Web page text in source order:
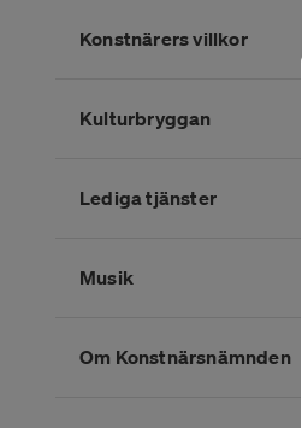
Konstnärers villkor
Kulturbryggan
Lediga tjänster
Musik
Om Konstnärsnämnden